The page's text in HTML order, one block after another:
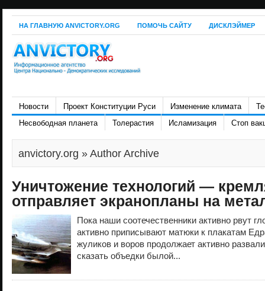
НА ГЛАВНУЮ ANVICTORY.ORG ПОМОЧЬ САЙТУ ДИСКЛЭЙМЕР
Новости Проект Конституции Руси Изменение климата
Несвободная планета
Толерастия Исламизация Стоп
anvictory.org » Author Archive
Уничтожение технологий —
отправляет экранопланы на
Пока наши соотечественники активно рвут
активно приписывают матюки к плакатам
жуликов и воров продолжает активно
сказать объедки былой...